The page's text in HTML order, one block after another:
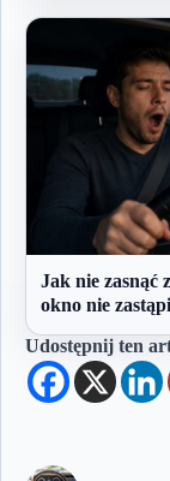
Jak nie zasnąć
okno nie
Udostępnij ten